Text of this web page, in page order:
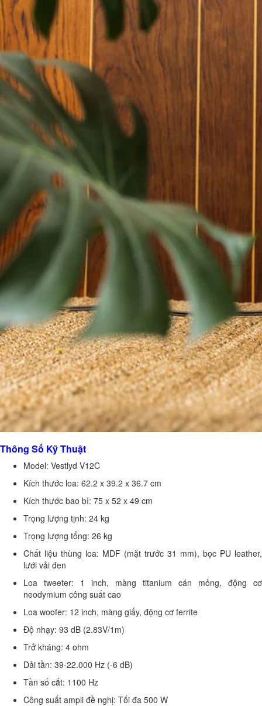
Thông Số Kỹ Thuật
Model: Vestlyd V12C
Kích thước loa: 62.2 x 39.2 x 36.7 cm
Kích thước bao bì: 75 x 52 x 49 cm
Trọng lượng tịnh: 24 kg
Trọng lượng tổng: 26 kg
Chất liệu thùng loa: MDF (mặt trước 31 mm), bọc PU leather,
lưới vải đen
Loa tweeter: 1 inch, màng titanium cán mỏng, động cơ
neodymium công suất cao
Loa woofer: 12 inch, màng giấy, động cơ ferrite
Độ nhạy: 93 dB (2.83V/1m)
Trở kháng: 4 ohm
Dải tần: 39-22.000 Hz (-6 dB)
Tần số cắt: 1100 Hz
Công suất ampli đề nghị: Tối đa 500 W